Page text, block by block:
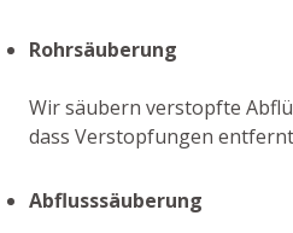
Rohrsäuberung
Wir säubern verstopfte
dass Verstopfungen
Abflusssäuberung